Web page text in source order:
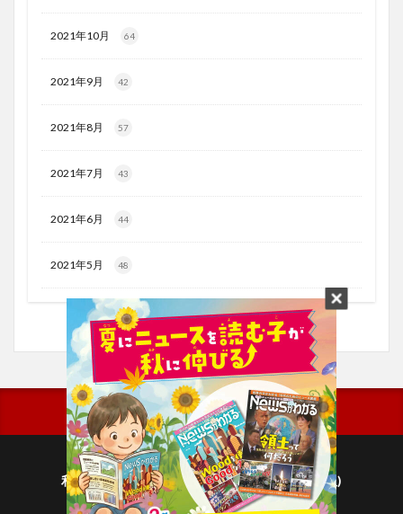
2021年10月 64
2021年9月 42
2021年8月 57
2021年7月 43
2021年6月 44
2021年5月 48
利用規約
プライバシーポリシー(毎日新聞出版)
個人情報について(毎日新聞社)